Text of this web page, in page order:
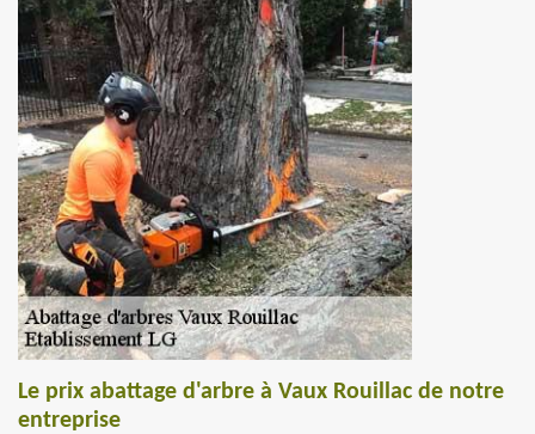
Le prix abattage d'arbre à Vaux Rouillac de notre
entreprise